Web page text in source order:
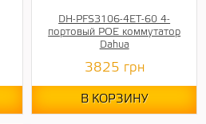
DH-PFS3106-4ET-60 4-
портовый POE коммутатор
Dahua
3825 грн
В КОРЗИНУ